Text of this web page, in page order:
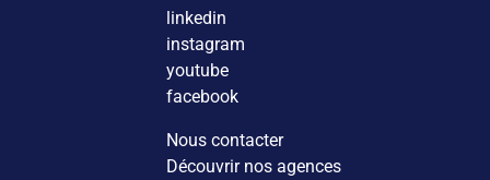
linkedin
instagram
youtube
facebook
Nous contacter
Découvrir nos agences